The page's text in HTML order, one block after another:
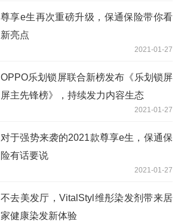
尊享e生再次重磅升级，保通保险带你看
新亮点
2021-01-27
OPPO乐划锁屏联合新榜发布《乐划锁屏
屏主先锋榜》，持续发力内容生态
2021-01-27
对于强势来袭的2021款尊享e生，保通保
险有话要说
2021-01-27
不去美发厅，VitalStyl维彤染发剂带来居
家健康染发新体验